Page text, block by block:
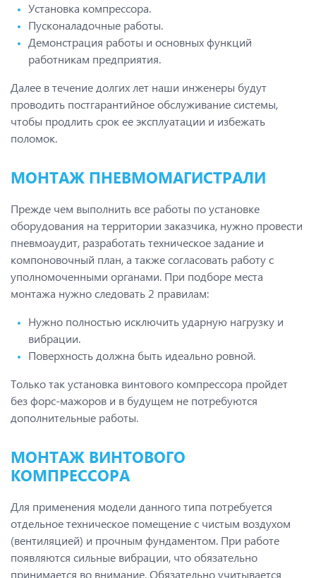
Установка компрессора.
Пусконаладочные работы.
Демонстрация работы и основных функций
работникам предприятия.
Далее в течение долгих лет наши инженеры будут
проводить постгарантийное обслуживание системы,
чтобы продлить срок ее эксплуатации и избежать
поломок.
МОНТАЖ ПНЕВМОМАГИСТРАЛИ
Прежде чем выполнить все работы по установке
оборудования на территории заказчика, нужно провести
пневмоаудит, разработать техническое задание и
компоновочный план, а также согласовать работу с
уполномоченными органами. При подборе места
монтажа нужно следовать 2 правилам:
Нужно полностью исключить ударную нагрузку и
вибрации.
Поверхность должна быть идеально ровной.
Только так установка винтового компрессора пройдет
без форс-мажоров и в будущем не потребуются
дополнительные работы.
МОНТАЖ ВИНТОВОГО
КОМПРЕССОРА
Для применения модели данного типа потребуется
отдельное техническое помещение с чистым воздухом
(вентиляцией) и прочным фундаментом. При работе
появляются сильные вибрации, что обязательно
принимается во внимание. Обязательно учитывается